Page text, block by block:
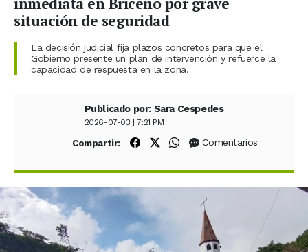
situación de seguridad
La decisión judicial fija plazos concretos para que el
Gobierno presente un plan de intervención y refuerce la
capacidad de respuesta en la zona.
Publicado por: Sara Cespedes
2026-07-03 | 7:21 PM
Compartir: Compartir en Facebook
Compartir en X (Twitter)
Compartir en WhatsApp
Comentarios